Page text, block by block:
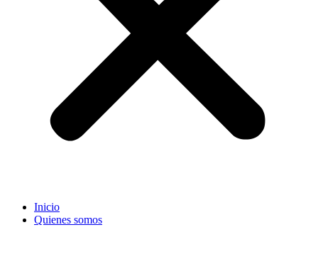
Inicio
Quienes somos